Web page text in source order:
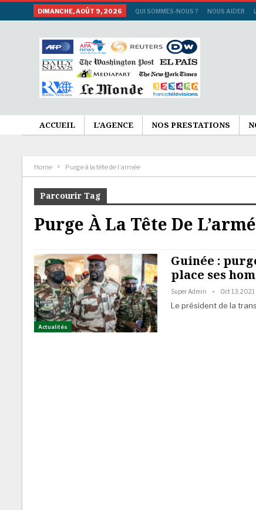
DIMANCHE, AOÛT 9, 2026 QUI SOMMES-NOUS ? NOUS AIDER
ACCUEIL L’AGENCE NOS PRESTATIONS
Home Purge à la tête de l’armée
Parcourir Tag
Purge À La Tête De
Actualités
Guinée :
place ses
Super Admin Oct 13, 2021
Le président de la